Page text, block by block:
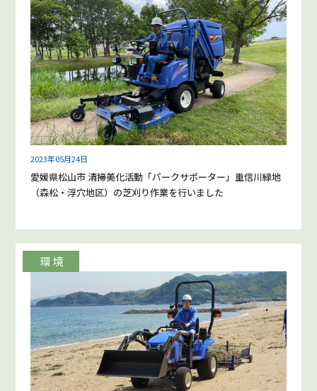
2023年05月24日
愛媛県松山市 清掃美化活動「パークサポーター」重信川緑地
（森松・浮穴地区）の芝刈り作業を行いました